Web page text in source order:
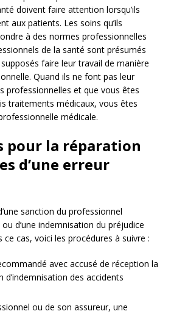
doivent faire attention lorsqu’ils
aux patients. Les soins qu’ils
à des normes professionnelles
de la santé sont présumés
faire leur travail de manière
Quand ils ne font pas leur
professionnelles et que vous êtes
traitements médicaux, vous êtes
médicale.
pour la réparation
d’une erreur
sanction du professionnel
d’une indemnisation du préjudice
ce cas, voici les procédures à suivre :
avec accusé de réception la
d’indemnisation des accidents
ou de son assureur, une